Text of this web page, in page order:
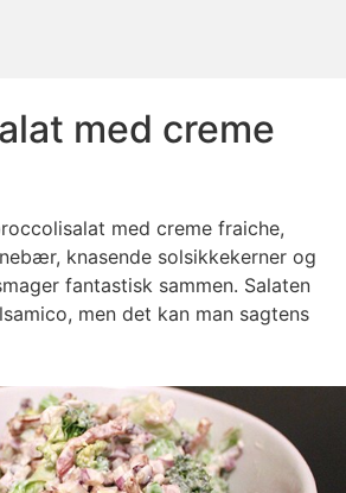
med creme
med creme fraiche,
knasende solsikkekerner og
fantastisk sammen. Salaten
men det kan man sagtens